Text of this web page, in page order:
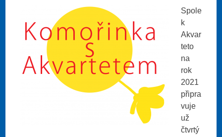
Spole
k
Akvar
teto
na
rok
2021
připra
vuje
už
čtvrtý